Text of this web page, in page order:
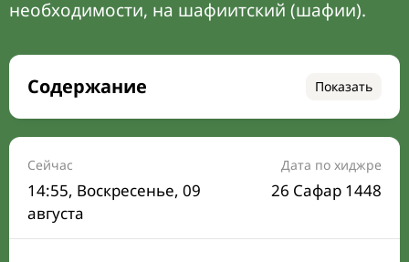
необходимости, на шафиитский (шафии).
Содержание Показать
Время намаза на сегодня
Расписание на месяц
Время Сухура и Ифтара на сегодня
Календарь рамадана
Сейчас
14:55, Воскресенье, 09
августа
Дата по хиджре
26 Сафар 1448